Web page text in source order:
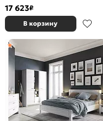
17 623₽
В корзину